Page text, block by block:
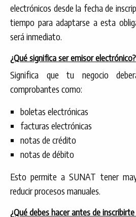
electrónicos desde la fecha de
tiempo para adaptarse a esta
será inmediato.
¿Qué significa ser emisor electrónico?
Significa que tu negocio
comprobantes como:
boletas electrónicas
facturas electrónicas
notas de crédito
notas de débito
Esto permite a SUNAT tener
reducir procesos manuales.
¿Qué debes hacer antes de inscribirte